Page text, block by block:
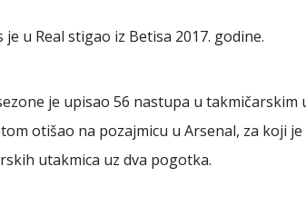
je u Real stigao iz Betisa 2017. godine.
je upisao 56 nastupa u
otišao na pozajmicu u Arsenal, za koji
utakmica uz dva pogotka.